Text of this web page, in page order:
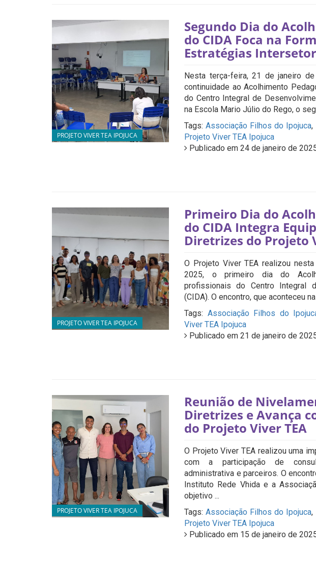
PROJETO VIVER TEA IPOJUCA
Segundo Dia do
do CIDA Foca na
Estratégias
Nesta terça-feira, 21 de janeiro
continuidade ao Acolhimento
do Centro Integral de
na Escola Mario Júlio do Rego, o
Tags:Associação Filhos do Ipojuca,
Projeto Viver TEA Ipojuca
Publicado em 24 de janeiro de
PROJETO VIVER TEA IPOJUCA
Primeiro Dia do
do CIDA Integra
Diretrizes do Projeto
O Projeto Viver TEA realizou
2025, o primeiro dia do
profissionais do Centro Integral
(CIDA). O encontro, que aconteceu
Tags: Associação Filhos do
Viver TEA Ipojuca
Publicado em 21 de janeiro de
PROJETO VIVER TEA IPOJUCA
Reunião de
Diretrizes e Avança
do Projeto Viver TEA
O Projeto Viver TEA realizou uma
com a participação de
administrativa e parceiros. O
Instituto Rede Vhida e a
objetivo ...
Tags:Associação Filhos do Ipojuca,
Projeto Viver TEA Ipojuca
Publicado em 15 de janeiro de